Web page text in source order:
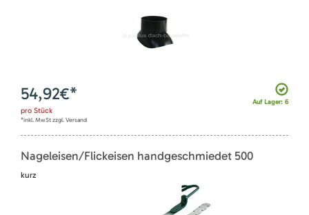
Auf Lager: 6
54,92€*
pro Stück
*inkl. MwSt zzgl. Versand
Nageleisen/Flickeisen handgeschmiedet 500
kurz